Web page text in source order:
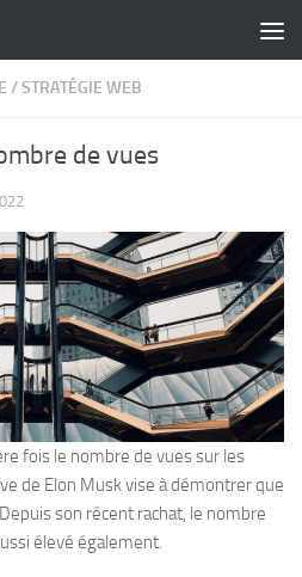
/STRATÉGIE WEB
de vues
fois le nombre de vues sur les
de Elon Musk vise à démontrer que
son récent rachat, le nombre
élevé également.